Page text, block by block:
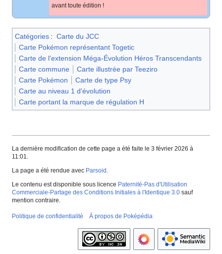
avant toute édition !
Catégories : Carte du JCC
Carte Pokémon représentant Togetic
Carte de l'extension Méga-Évolution Héros Transcendants
Carte commune
Carte illustrée par Teeziro
Carte Pokémon
Carte de type Psy
Carte au niveau 1 d'évolution
Carte portant la marque de régulation H
La dernière modification de cette page a été faite le 3 février 2026 à
11:01.
La page a été rendue avec Parsoid
Le contenu est disponible sous licence Paternité-Pas d'Utilisation
Commerciale-Partage des Conditions Initiales à l'Identique 3.0 sauf
mention contraire.
Politique de confidentialité À propos de Poképédia